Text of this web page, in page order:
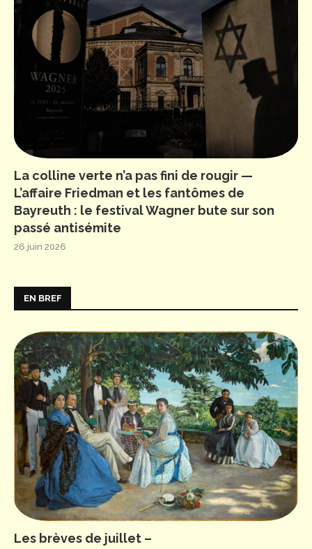
La colline verte n’a pas fini de rougir —
L’affaire Friedman et les fantômes de
Bayreuth : le festival Wagner bute sur son
passé antisémite
26 juin 2026
EN BREF
Les brèves de juillet –